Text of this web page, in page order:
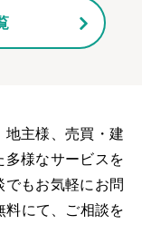
地主様、売買・建
多様なサービスを
でもお気軽にお問
料にて、ご相談を